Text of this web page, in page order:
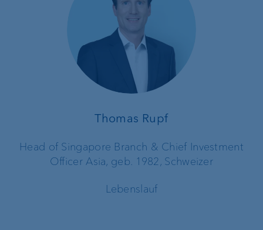
Thomas Rupf
Head of Singapore Branch & Chief Investment
Officer Asia, geb. 1982, Schweizer
Lebenslauf